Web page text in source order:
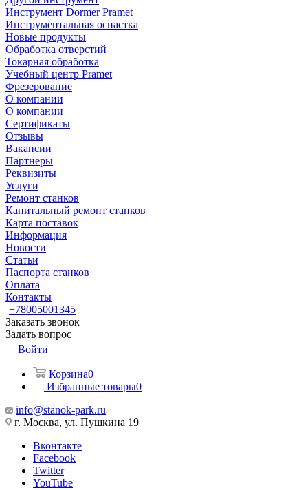
Инструмент Dormer Pramet
Инструментальная оснастка
Новые продукты
Обработка отверстий
Токарная обработка
Учебный центр Pramet
Фрезерование
О компании
О компании
Сертификаты
Отзывы
Вакансии
Партнеры
Реквизиты
Услуги
Ремонт станков
Капитальный ремонт станков
Карта поставок
Информация
Новости
Статьи
Паспорта станков
Оплата
Контакты
+78005001345
Заказать звонок
Задать вопрос
Войти
Корзина0
Избранные товары0
info@stanok-park.ru
г. Москва, ул. Пушкина 19
Вконтакте
Facebook
Twitter
YouTube